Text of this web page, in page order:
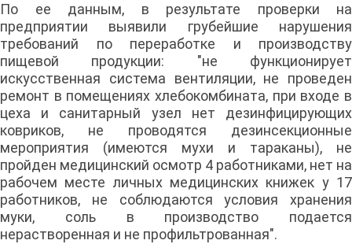
По ее данным, в результате проверки на
предприятии выявили грубейшие нарушения
требований по переработке и производству
пищевой продукции: "не функционирует
искусственная система вентиляции, не проведен
ремонт в помещениях хлебокомбината, при входе в
цеха и санитарный узел нет дезинфицирующих
ковриков, не проводятся дезинсекционные
мероприятия (имеются мухи и тараканы), не
пройден медицинский осмотр 4 работниками, нет на
рабочем месте личных медицинских книжек у 17
работников, не соблюдаются условия хранения
муки, соль в производство подается
нерастворенная и не профильтрованная".